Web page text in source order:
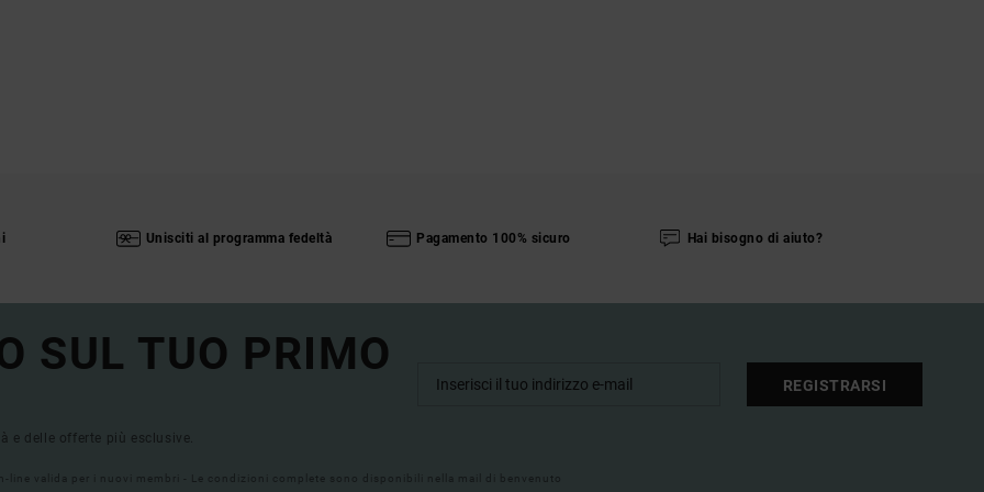
Unisciti al programma fedeltà Pagamento 100% sicuro Hai bisogno di aiuto?
SUL TUO PRIMO
e delle offerte più esclusive.
REGISTRARSI
line valida per i nuovi membri - Le condizioni complete sono disponibili nella mail di benvenuto